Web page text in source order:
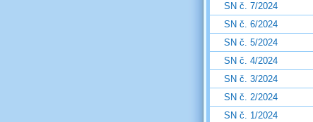
SN č. 7/2024
SN č. 6/2024
SN č. 5/2024
SN č. 4/2024
SN č. 3/2024
SN č. 2/2024
SN č. 1/2024